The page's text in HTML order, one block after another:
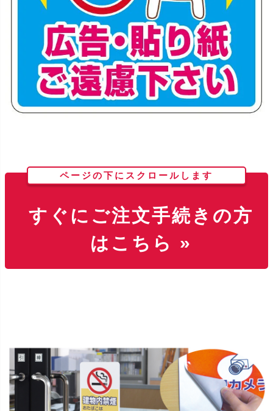
ページの下にスクロールします
すぐにご注文手続きの方
はこちら »